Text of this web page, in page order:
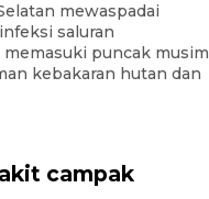
mewaspadai
saluran
puncak musim
kebakaran hutan dan
campak